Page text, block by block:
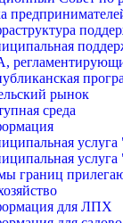
рынок
среда
услуга
услуга
границ
для ЛПХ